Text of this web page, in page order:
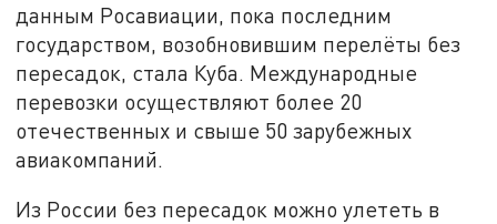
данным Росавиации, пока последним
государством, возобновившим перелёты без
пересадок, стала Куба. Международные
перевозки осуществляют более 20
отечественных и свыше 50 зарубежных
авиакомпаний.
Из России без пересадок можно улететь в